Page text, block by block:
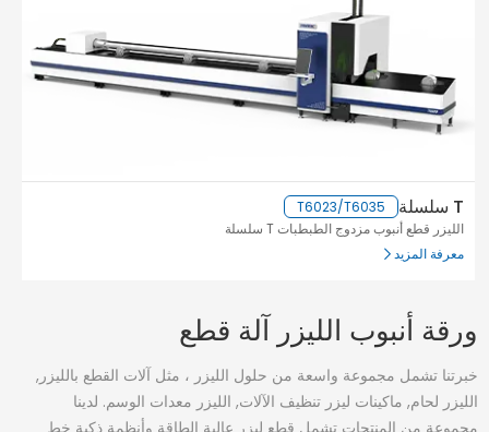
T سلسلة
T6023/T6035
الليزر قطع أنبوب مزدوج الطبطبات T سلسلة
معرفة المزيد
ورقة أنبوب الليزر آلة قطع
خبرتنا تشمل مجموعة واسعة من حلول الليزر ، مثل آلات القطع بالليزر,
الليزر لحام, ماكينات ليزر تنظيف الآلات, الليزر معدات الوسم. لدينا
مجموعة من المنتجات تشمل قطع ليزر عالية الطاقة وأنظمة ذكية خط